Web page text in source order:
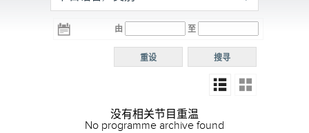
电台 电台
R5
电台
普通
由 至
搜寻
重设
没有相关节目重温
No programme archive found